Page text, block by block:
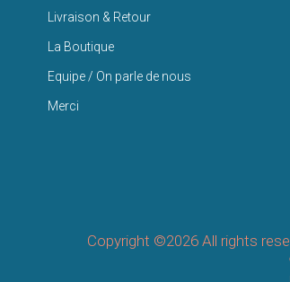
Livraison & Retour
La Boutique
Equipe / On parle de nous
Merci
Copyright ©2026 All rights